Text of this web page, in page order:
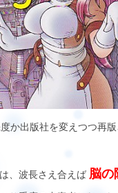
か出版社を変えつつ再
、波長さえ合えば 脳の